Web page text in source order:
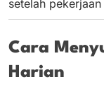
setelah pekerjaan
Cara
Harian